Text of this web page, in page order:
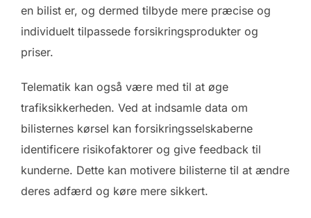
en bilist er, og dermed tilbyde mere præcise og
individuelt tilpassede forsikringsprodukter og
priser.
Telematik kan også være med til at øge
trafiksikkerheden. Ved at indsamle data om
bilisternes kørsel kan forsikringsselskaberne
identificere risikofaktorer og give feedback til
kunderne. Dette kan motivere bilisterne til at ændre
deres adfærd og køre mere sikkert.